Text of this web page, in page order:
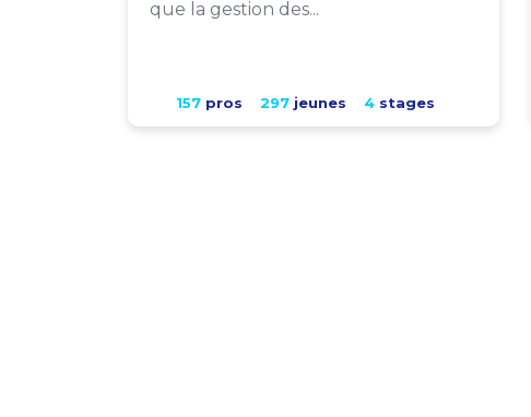
que la gestion des...
157pros 297jeunes 4stages